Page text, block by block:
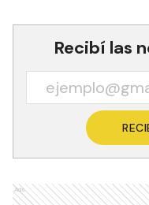
Recibí las
Ads